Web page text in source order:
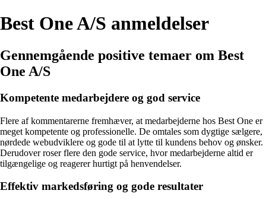
Best One A/S anmeldelser
Gennemgående positive temaer om Best
One A/S
Kompetente medarbejdere og god service
Flere af kommentarerne fremhæver, at medarbejderne hos Best One er
meget kompetente og professionelle. De omtales som dygtige sælgere,
nørdede webudviklere og gode til at lytte til kundens behov og ønsker.
Derudover roser flere den gode service, hvor medarbejderne altid er
tilgængelige og reagerer hurtigt på henvendelser.
Effektiv markedsføring og gode resultater